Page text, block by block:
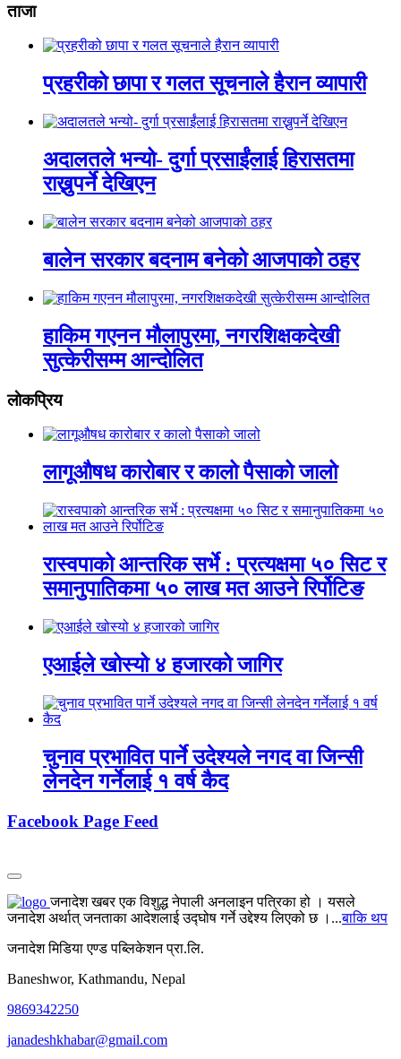
ताजा
प्रहरीको छापा र गलत सूचनाले हैरान व्यापारी
अदालतले भन्यो- दुर्गा प्रसाईंलाई हिरासतमा
राख्नुपर्ने देखिएन
बालेन सरकार बदनाम बनेको आजपाको ठहर
हाकिम गएनन मौलापुरमा, नगरशिक्षकदेखी
सुत्केरीसम्म आन्दोलित
लाेकप्रिय
लागूऔषध कारोबार र कालो पैसाको जालो
रास्वपाको आन्तरिक सर्भे : प्रत्यक्षमा ५० सिट र
समानुपातिकमा ५० लाख मत आउने रिर्पोटिङ
एआईले खोस्यो ४ हजारको जागिर
चुनाव प्रभावित पार्ने उदेश्यले नगद वा जिन्सी
लेनदेन गर्नेलाई १ वर्ष कैद
Facebook Page Feed
जनादेश खबर एक विशुद्ध नेपाली अनलाइन पत्रिका हो । यसले
जनादेश अर्थात् जनताका आदेशलाई उद्घोष गर्ने उद्देश्य लिएको छ ।...बाकि थप
जनादेश मिडिया एण्ड पब्लिकेशन प्रा.लि.
Baneshwor, Kathmandu, Nepal
9869342250
janadeshkhabar@gmail.com